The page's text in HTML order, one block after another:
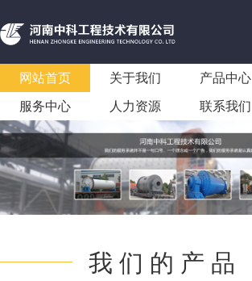
网站首页 关于我们 产品中心
服务中心 人力资源 联系我们
我 们 的 产 品